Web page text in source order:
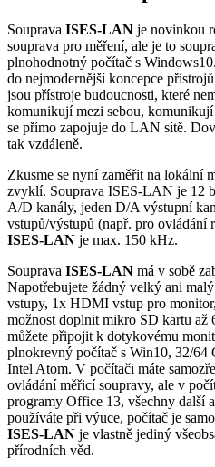
Souprava ISES-LAN je novinkou
souprava pro měření, ale je to
plnohodnotný počítač s
do nejmodernější koncepce
jsou přístroje budoucnosti, které
komunikují mezi sebou,
se přímo zapojuje do LAN sítě.
tak vzdáleně.
Zkusme se nyní zaměřit na lokální
zvyklí. Souprava ISES-LAN je 12
A/D kanály, jeden D/A výstupní
vstupů/výstupů (např. pro ovládání
ISES-LAN je max. 150 kHz.
Souprava ISES-LAN má v sobě
Napotřebujete žádný velký ani
vstupy, 1x HDMI vstup pro
možnost doplnit mikro SD kartu až
můžete připojit k dotykovému
plnokrevný počítač s Win10, 32/
Intel Atom. V počítači máte
ovládání měřicí soupravy, ale v
programy Office 13, všechny další
používáte při výuce, počítač je
ISES-LAN je vlastně jediný
přírodních věd.